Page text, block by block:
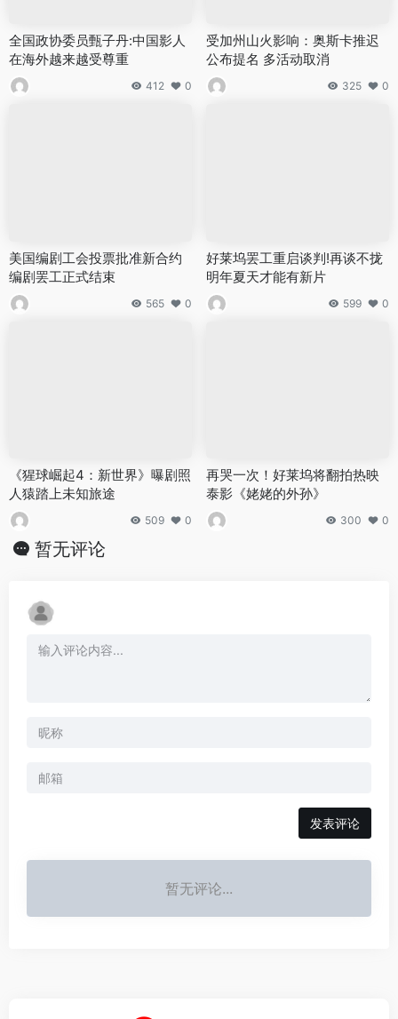
全国政协委员甄子丹:中国影人
在海外越来越受尊重
412 0
受加州山火影响：奥斯卡推迟
公布提名 多活动取消
325 0
美国编剧工会投票批准新合约
编剧罢工正式结束
565 0
好莱坞罢工重启谈判!再谈不拢
明年夏天才能有新片
599 0
《猩球崛起4：新世界》曝剧照
人猿踏上未知旅途
509 0
再哭一次！好莱坞将翻拍热映
泰影《姥姥的外孙》
300 0
暂无评论
发表评论
暂无评论...